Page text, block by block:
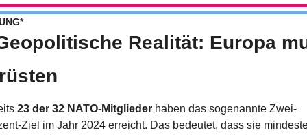
Realität: Europa
23 der 32 NATO-Mitglieder haben das sogenannte Zwei-